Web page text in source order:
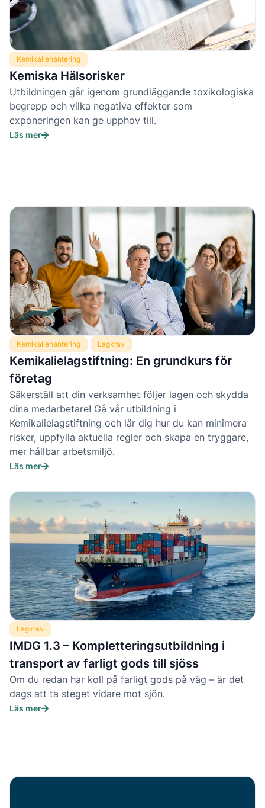
Kemikaliehantering
Kemiska Hälsorisker
Utbildningen går igenom grundläggande toxikologiska
begrepp och vilka negativa effekter som
exponeringen kan ge upphov till.
Läs mer
Kemikaliehantering Lagkrav
Kemikalielagstiftning: En grundkurs för
företag
Säkerställ att din verksamhet följer lagen och skydda
dina medarbetare! Gå vår utbildning i
Kemikalielagstiftning och lär dig hur du kan minimera
risker, uppfylla aktuella regler och skapa en tryggare,
mer hållbar arbetsmiljö.
Läs mer
Lagkrav
IMDG 1.3 – Kompletteringsutbildning i
transport av farligt gods till sjöss
Om du redan har koll på farligt gods på väg – är det
dags att ta steget vidare mot sjön.
Läs mer